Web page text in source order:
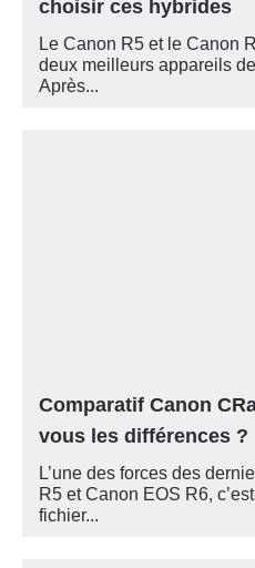
choisir ces hybrides
Le Canon R5 et le Canon
deux meilleurs appareils
Après...
Comparatif Canon
vous les différences ?
L’une des forces des
R5 et Canon EOS R6,
fichier...